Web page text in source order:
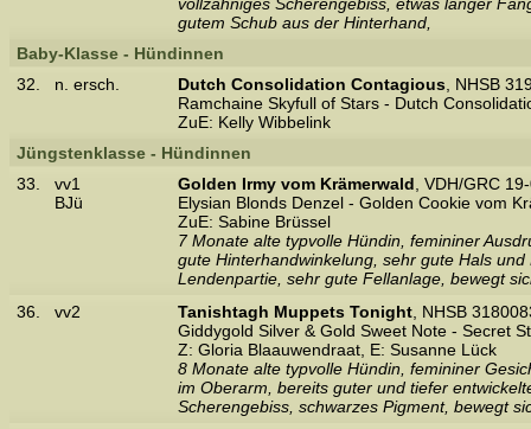
gutem Schub aus der Hinterhand,
Baby-Klasse - Hündinnen
32.
n. ersch. Dutch Consolidation Contagious , NHSB
Ramchaine Skyfull of Stars - Dutch
ZuE: Kelly Wibbelink
Jüngstenklasse - Hündinnen
33.
vv1
BJü
Golden Irmy vom Krämerwald , VDH/GRC
Elysian Blonds Denzel - Golden Cookie vom
ZuE: Sabine Brüssel
7 Monate alte typvolle Hündin, femininer
gute Hinterhandwinkelung, sehr gute Hals
Lendenpartie, sehr gute Fellanlage, bewegt
36.
vv2 Tanishtagh Muppets Tonight , NHSB
Giddygold Silver & Gold Sweet Note - Secret
Z: Gloria Blaauwendraat, E: Susanne Lück
8 Monate alte typvolle Hündin, femininer
im Oberarm, bereits guter und tiefer
Scherengebiss, schwarzes Pigment, bewegt